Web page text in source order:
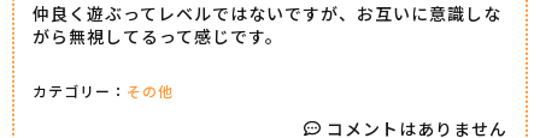
仲良く遊ぶってレベルではないですが、お互いに意識しな
がら無視してるって感じです。
カテゴリー： その他
コメントはありません